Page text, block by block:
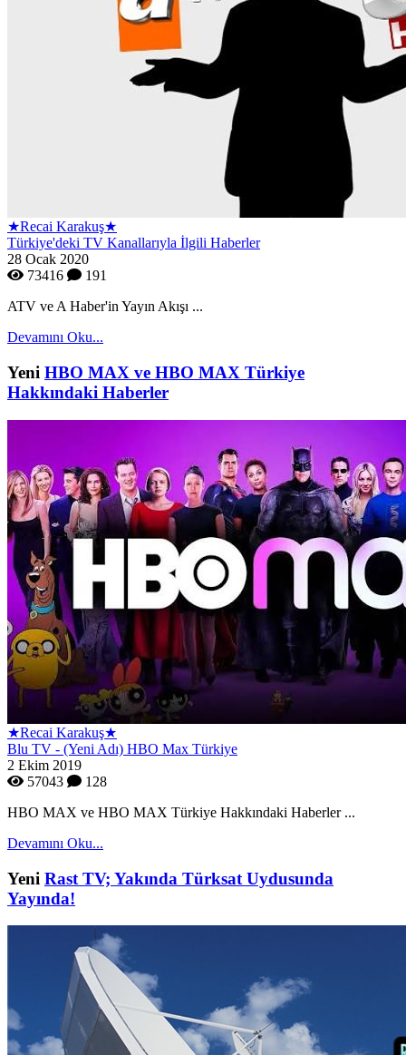
★Recai Karakuş★
Türkiye'deki TV Kanallarıyla İlgili Haberler
28 Ocak 2020
73416
191
ATV ve A Haber'in Yayın Akışı ...
Devamını Oku...
Yeni HBO MAX ve HBO MAX Türkiye
Hakkındaki Haberler
★Recai Karakuş★
Blu TV - (Yeni Adı) HBO Max Türkiye
2 Ekim 2019
57043
128
HBO MAX ve HBO MAX Türkiye Hakkındaki Haberler ...
Devamını Oku...
Yeni Rast TV; Yakında Türksat Uydusunda
Yayında!